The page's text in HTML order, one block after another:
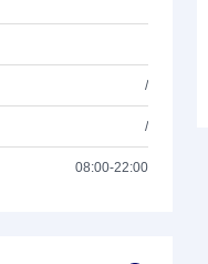
/
/
08:00-22:00